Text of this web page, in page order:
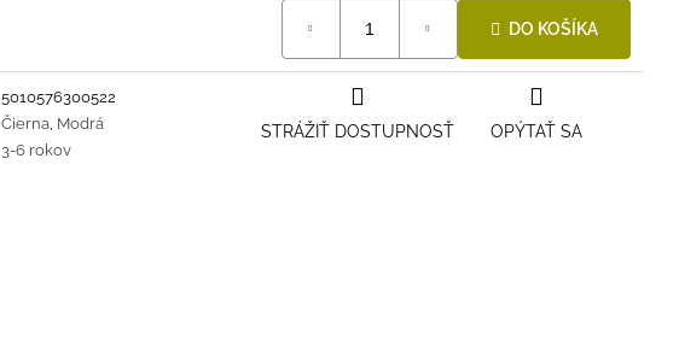
DO KOŠÍKA
5010576300522
Čierna, Modrá
3-6 rokov
OPÝTAŤ SA
STRÁŽIŤ DOSTUPNOSŤ